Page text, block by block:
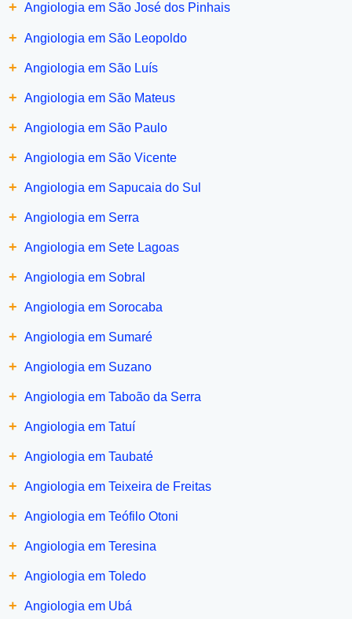
+ Angiologia em São José dos Pinhais
+ Angiologia em São Leopoldo
+ Angiologia em São Luís
+ Angiologia em São Mateus
+ Angiologia em São Paulo
+ Angiologia em São Vicente
+ Angiologia em Sapucaia do Sul
+ Angiologia em Serra
+ Angiologia em Sete Lagoas
+ Angiologia em Sobral
+ Angiologia em Sorocaba
+ Angiologia em Sumaré
+ Angiologia em Suzano
+ Angiologia em Taboão da Serra
+ Angiologia em Tatuí
+ Angiologia em Taubaté
+ Angiologia em Teixeira de Freitas
+ Angiologia em Teófilo Otoni
+ Angiologia em Teresina
+ Angiologia em Toledo
+ Angiologia em Ubá